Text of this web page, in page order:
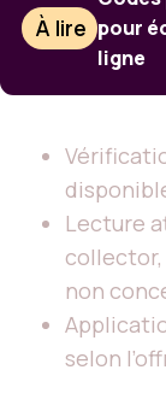
À lire pour
ligne
Lecture
collector,
non
selon